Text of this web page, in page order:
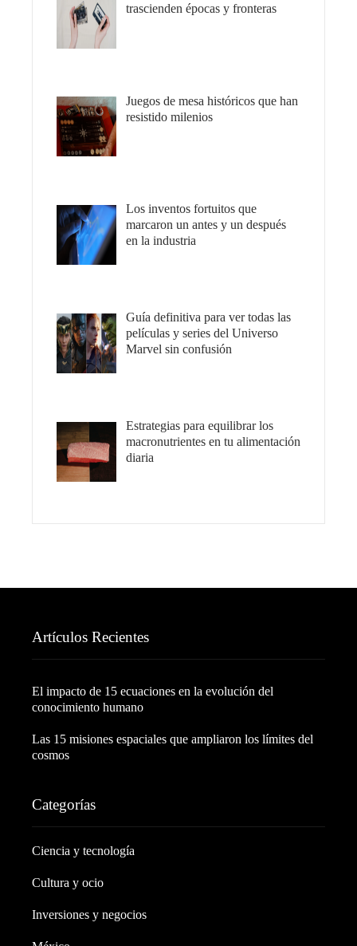
trascienden épocas y fronteras
Juegos de mesa históricos que han
resistido milenios
Los inventos fortuitos que
marcaron un antes y un después
en la industria
Guía definitiva para ver todas las
películas y series del Universo
Marvel sin confusión
Estrategias para equilibrar los
macronutrientes en tu alimentación
diaria
Artículos Recientes
El impacto de 15 ecuaciones en la evolución del
conocimiento humano
Las 15 misiones espaciales que ampliaron los límites del
cosmos
Categorías
Ciencia y tecnología
Cultura y ocio
Inversiones y negocios